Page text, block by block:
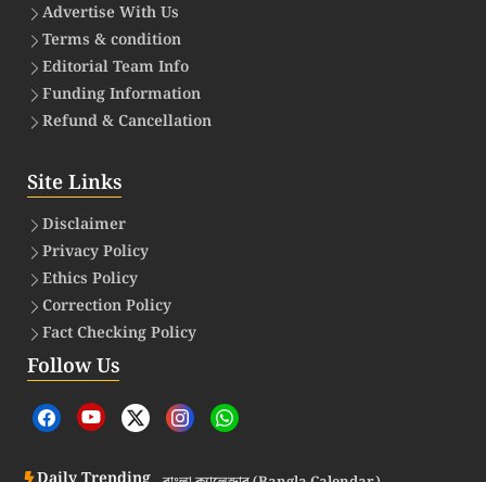
Advertise With Us
Terms & condition
Editorial Team Info
Funding Information
Refund & Cancellation
Site Links
Disclaimer
Privacy Policy
Ethics Policy
Correction Policy
Fact Checking Policy
Follow Us